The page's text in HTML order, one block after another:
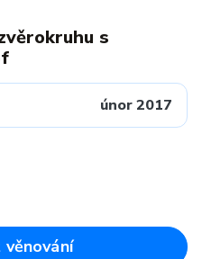
s
únor 2017